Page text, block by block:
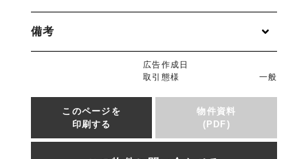
備考
広告作成日
取引態様
一般
このページを
印刷する
物件資料
(PDF)